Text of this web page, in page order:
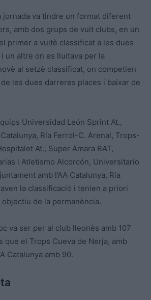
jornada va tindre un format diferent
amb dos grups de vuit clubs, en un
primer a vuitè classificat a les dues
un altre on es lluitava per la
al setzè classificat, on competien
les dues darreres places i baixar de
Universidad León Sprint At.,
Ría Ferrol-C. Arenal, Trops-
At., Super Amara BAT,
i Atletismo Alcorcón, Universitario
amb l’AA Catalunya, Ria
la classificació i tenien a priori
de la permanència.
va ser per al club lleonès amb 107
que el Trops Cueva de Nerja, amb
Catalunya amb 90.